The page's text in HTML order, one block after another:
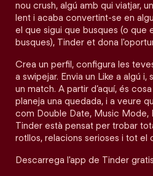
nou crush, algú amb qui viatjar,
lent i acaba convertint-se en
el que sigui que busques (o que
busques), Tinder et dona
Crea un perfil, configura les
a swipejar. Envia un Like a algú i,
un match. A partir d’aquí, és
planeja una quedada, i a veure
com Double Date, Music Mode,
Tinder està pensat per trobar
rotllos, relacions serioses i tot el
Descarrega l'app de Tinder